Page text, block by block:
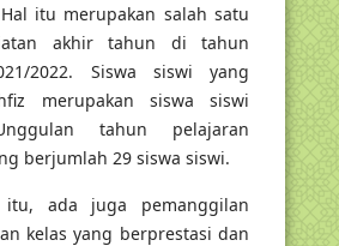
itu merupakan salah satu
akhir tahun di tahun
2022. Siswa siswi yang
merupakan siswa siswi
tahun pelajaran
berjumlah 29 siswa siswi.
ada juga pemanggilan
kelas yang berprestasi dan